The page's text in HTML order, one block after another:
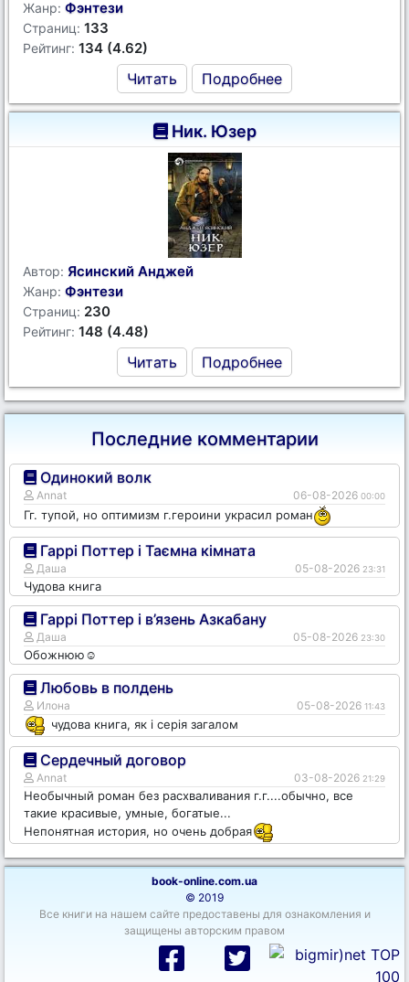
Жанр: Фэнтези
Страниц: 133
Рейтинг: 134 (4.62)
Читать Подробнее
Ник. Юзер
Автор: Ясинский Анджей
Жанр: Фэнтези
Страниц: 230
Рейтинг: 148 (4.48)
Читать Подробнее
Последние комментарии
Одинокий волк
Annat 06-08-2026 00:00
Гг. тупой, но оптимизм г.героини украсил роман
Гаррі Поттер і Таємна кімната
Даша 05-08-2026 23:31
Чудова книга
Гаррі Поттер і в’язень Азкабану
Даша 05-08-2026 23:30
Обожнюю☺️
Любовь в полдень
Илона 05-08-2026 11:43
чудова книга, як і серія загалом
Сердечный договор
Annat 03-08-2026 21:29
Необычный роман без расхваливания г.г....обычно, все
такие красивые, умные, богатые...
Непонятная история, но очень добрая
book-online.com.ua
© 2019
Все книги на нашем сайте предоставены для ознакомления и
защищены авторским правом